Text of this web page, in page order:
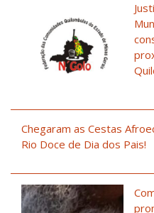
Chegaram as Cestas
Rio Doce de Dia dos Pais!